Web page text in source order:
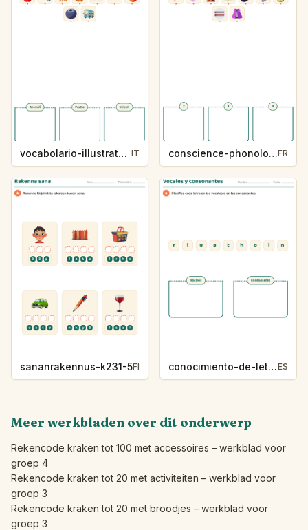
vocabolario-illustrato-k235-5 IT conscience-phonologique-k234-5FR
sananrakennus-k231-5FI conocimiento-de-letras-k230-5ES
Meer werkbladen over dit onderwerp
Rekencode kraken tot 100 met accessoires – werkblad voor
groep 4
Rekencode kraken tot 20 met activiteiten – werkblad voor
groep 3
Rekencode kraken tot 20 met broodjes – werkblad voor
groep 3